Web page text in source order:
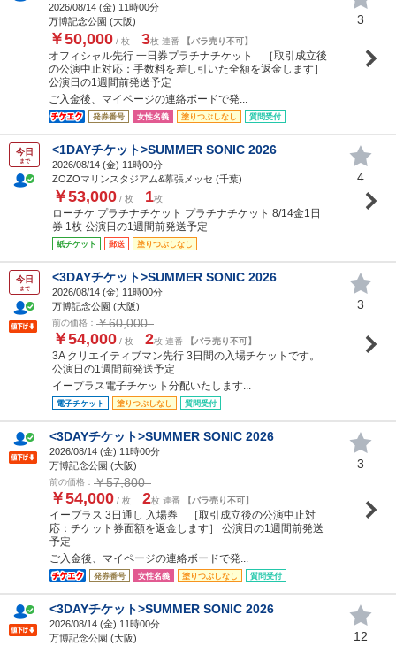
2026/08/14 (金) 11時00分
万博記念公園 (大阪)
￥50,000 / 枚 3枚 連番 【バラ売り不可】
オフィシャル先行 一日券プラチナチケット ［取引成立後
の公演中止対応：手数料を差し引いた全額を返金します］
公演日の1週間前発送予定
ご入金後、マイページの連絡ボードで発...
発券番号 女性名義 塗りつぶしなし 質問受付
3
今日
まで
<1DAYチケット>SUMMER SONIC 2026
2026/08/14 (金) 11時00分
ZOZOマリンスタジアム&幕張メッセ (千葉)
￥53,000 / 枚 1枚
ローチケ プラチナチケット プラチナチケット 8/14金1日
券 1枚 公演日の1週間前発送予定
紙チケット 郵送 塗りつぶしなし
4
今日
まで
<3DAYチケット>SUMMER SONIC 2026
2026/08/14 (金) 11時00分
万博記念公園 (大阪)
前の価格： ￥60,000
￥54,000 / 枚 2枚 連番 【バラ売り不可】
3A クリエイティブマン先行 3日間の入場チケットです。
公演日の1週間前発送予定
イープラス電子チケット分配いたします...
電子チケット 塗りつぶしなし 質問受付
3
<3DAYチケット>SUMMER SONIC 2026
2026/08/14 (金) 11時00分
万博記念公園 (大阪)
前の価格： ￥57,800
￥54,000 / 枚 2枚 連番 【バラ売り不可】
イープラス 3日通し 入場券 ［取引成立後の公演中止対
応：チケット券面額を返金します］ 公演日の1週間前発送
予定
ご入金後、マイページの連絡ボードで発...
発券番号 女性名義 塗りつぶしなし 質問受付
3
<3DAYチケット>SUMMER SONIC 2026
2026/08/14 (金) 11時00分
万博記念公園 (大阪)
12